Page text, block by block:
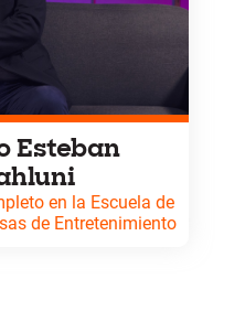
Esteban
en la Escuela de
de Entretenimiento